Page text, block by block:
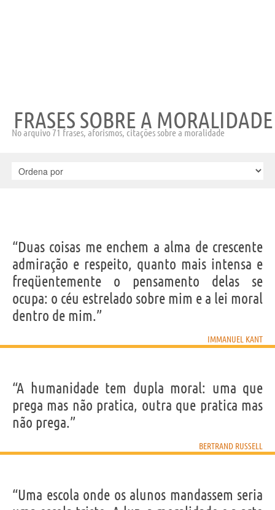
FRASES SOBRE A MORALIDADE
No arquivo 71 frases, aforismos, citações sobre a moralidade
“Duas coisas me enchem a alma de crescente
admiração e respeito, quanto mais intensa e
freqüentemente o pensamento delas se
ocupa: o céu estrelado sobre mim e a lei moral
dentro de mim.”
IMMANUEL KANT
“A humanidade tem dupla moral: uma que
prega mas não pratica, outra que prati­ca mas
não prega.”
BERTRAND RUSSELL
“Uma escola onde os alunos mandassem seria